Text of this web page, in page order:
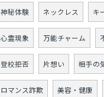
神秘体験 ネックレス キ
心霊現象 万能チャーム
登校拒否 片想い 相手の
ロマンス詐欺 美容・健康